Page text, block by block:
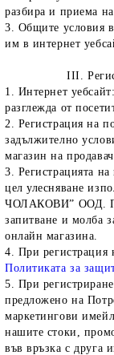
разбира и приема
3. Общите условия
им в интернет
III.
1. Интернет
разглежда от
2. Регистрация на
задължително
магазин на
3. Регистрацията
цел улесняване
ЧОЛАКОВИ” ООД.
запитване и молба
онлайн магазина.
4. При регистрация
Политиката за
5. При
предложено на
маркетингови
нашите стоки,
във връзка с